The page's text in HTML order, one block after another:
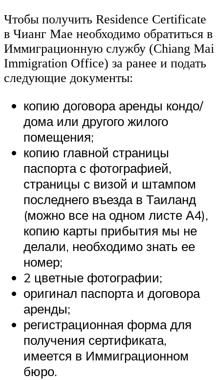
Чтобы получить Residence Certificate
в Чианг Мае необходимо обратиться в
Иммиграционную службу (Chiang Mai
Immigration Office) за ранее и подать
следующие документы:
копию договора аренды кондо/
дома или другого жилого
помещения;
копию главной страницы
паспорта с фотографией,
страницы с визой и штампом
последнего въезда в Таиланд
(можно все на одном листе А4),
копию карты прибытия мы не
делали, необходимо знать ее
номер;
2 цветные фотографии;
оригинал паспорта и договора
аренды;
регистрационная форма для
получения сертификата,
имеется в Иммиграционном
бюро.